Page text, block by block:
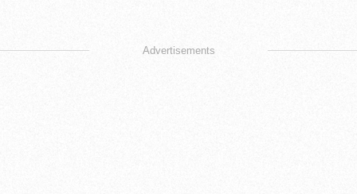
Advertisements